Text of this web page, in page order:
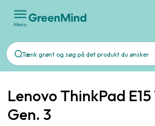
Menu
Lenovo ThinkPad E15
Gen. 3